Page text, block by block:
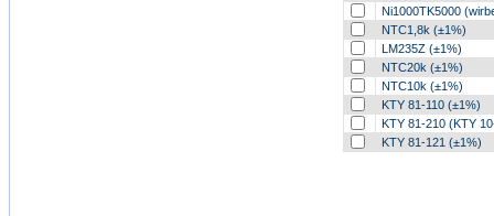
Ni1000TK5000
NTC1,8k (±1%)
LM235Z (±1%)
NTC20k (±1%)
NTC10k (±1%)
KTY 81-110 (±1%)
KTY 81-210 (KTY
KTY 81-121 (±1%)